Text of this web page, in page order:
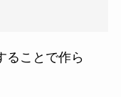
ることで作ら